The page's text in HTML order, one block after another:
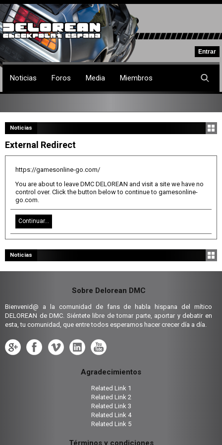
Noticias
External Redirect
https://gamesonline-go.com/
You are about to leave DMC DELOREAN and visit a site we have no
control over. Click the button below to continue to gamesonline-
go.com.
Continuar...
Noticias
Noticias Foros Media Miembros
Sobre Delorean DMC
Bienvenid@ a la comunidad de fans de habla hispana del mítico
DELOREAN de DMC. Siéntete libre de tomar parte, aportar y debatir en
esta, tu comunidad, que entre todos esperamos hacer crecer día a día.
Agradecimientos
Related Link 1
Related Link 2
Related Link 3
Related Link 4
Related Link 5
Términos y condiciones